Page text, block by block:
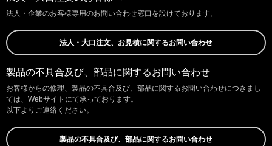
法人・企業のお客様専用のお問い合わせ窓口を設けております。
法人・大口注文、お見積に関するお問い合わせ
製品の不具合及び、部品に関するお問い合わせ
お客様からの修理、製品の不具合及び、部品に関するお問い合わせにつきまし
ては、Webサイトにて承っております。
以下よりご連絡ください。
製品の不具合及び、部品に関するお問い合わせ